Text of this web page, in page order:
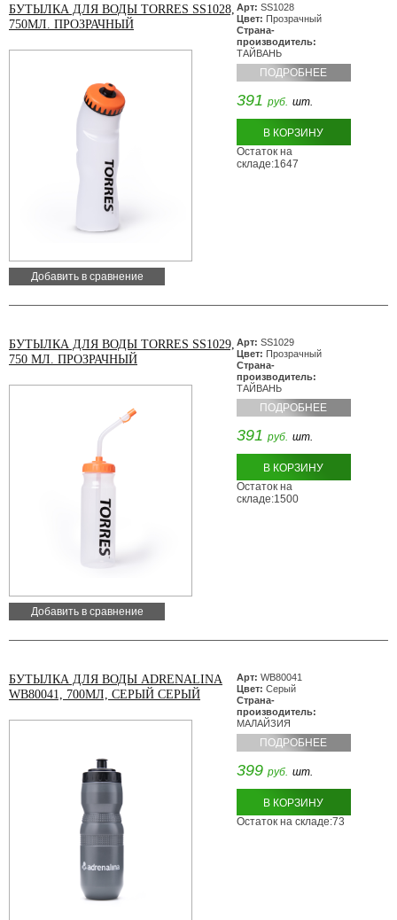
БУТЫЛКА ДЛЯ ВОДЫ TORRES SS1028,
750МЛ. ПРОЗРАЧНЫЙ
Добавить в сравнение
Арт: SS1028
Цвет: Прозрачный
Страна-
производитель:
ТАЙВАНЬ
ПОДРОБНЕЕ
391 руб. шт.
В КОРЗИНУ
Остаток на
складе:1647
БУТЫЛКА ДЛЯ ВОДЫ TORRES SS1029,
750 МЛ. ПРОЗРАЧНЫЙ
Добавить в сравнение
Арт: SS1029
Цвет: Прозрачный
Страна-
производитель:
ТАЙВАНЬ
ПОДРОБНЕЕ
391 руб. шт.
В КОРЗИНУ
Остаток на
складе:1500
БУТЫЛКА ДЛЯ ВОДЫ ADRENALINA
WB80041, 700МЛ, СЕРЫЙ СЕРЫЙ
Арт: WB80041
Цвет: Серый
Страна-
производитель:
МАЛАЙЗИЯ
ПОДРОБНЕЕ
399 руб. шт.
В КОРЗИНУ
Остаток на складе:73